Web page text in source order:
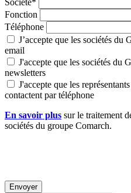
Société*
Fonction
Téléphone
J’accepte que les sociétés du
email
J'accepte que les sociétés du
newsletters
J'accepte que les
contactent par téléphone
En savoir plus sur le traitement
sociétés du groupe Comarch.
Envoyer